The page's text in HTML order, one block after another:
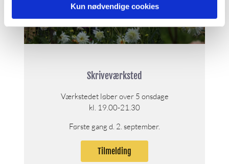
Kun nødvendige cookies
Skriveværksted
Værkstedet løber over 5 onsdage
kl. 19.00-21.30
Første gang d. 2. september.
Tilmelding